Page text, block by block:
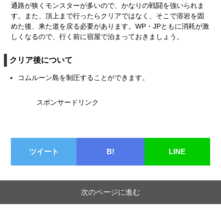
通路が狭くモンスターが多いので、かなりの戦闘を強いられま
す。また、頂上まで行ったらクリアではなく、そこで溶岩を固
めた後、来た道を戻る必要があります。WP・JPともに消耗が激
しくなるので、行く前に宿屋で泊まっておきましょう。
クリア後について
コムルーン島を制圧することができます。
スポンサードリンク
ツイート B! LINE
次のページに進む